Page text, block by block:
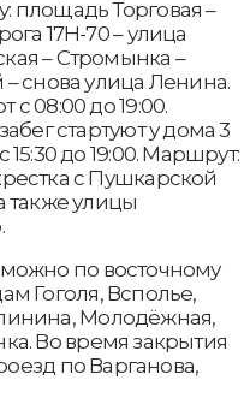
площадь Торговая –
17Н-70 – улица
– Стромынка –
снова улица Ленина.
с 08:00 до 19:00.
стартуют у дома 3
до 19:00. Маршрут:
с Пушкарской
также улицы
можно по восточному
Гоголя, Всполье,
Молодёжная,
Во время закрытия
по Варганова,